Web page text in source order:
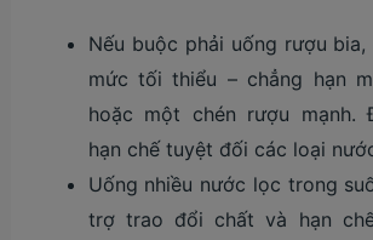
Nếu buộc phải uống rượu
mức tối thiểu – chẳng hạn
hoặc một chén rượu mạnh.
hạn chế tuyệt đối các loại
Uống nhiều nước lọc trong
trợ trao đổi chất và hạn